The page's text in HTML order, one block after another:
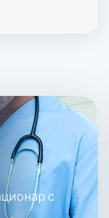
с